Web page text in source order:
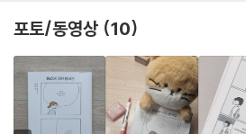
포토/동영상 (10)